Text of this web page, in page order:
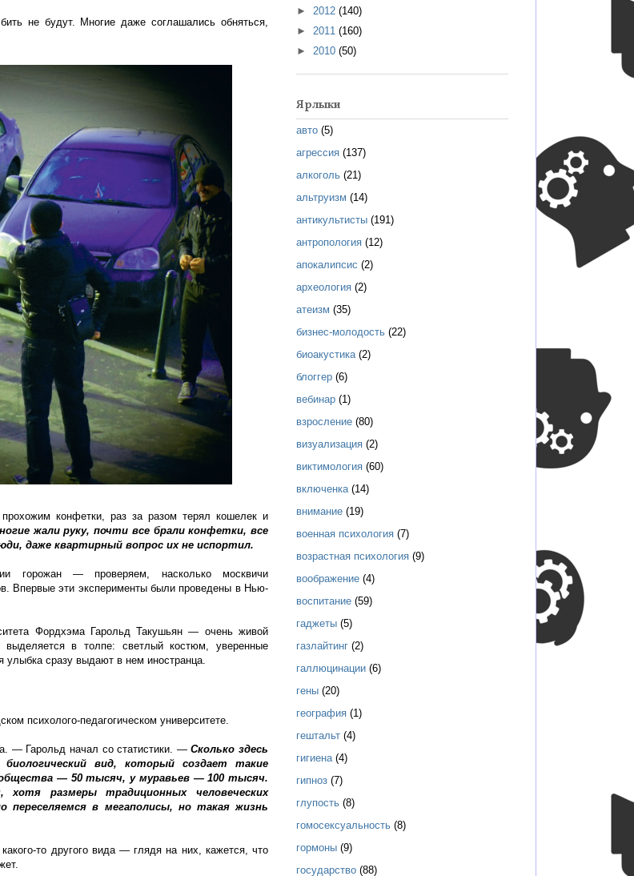
не будут. Многие даже соглашались обняться,
конфетки, раз за разом терял кошелек и
жали руку, почти все брали конфетки, все
даже квартирный вопрос их не испортил.
горожан — проверяем, насколько москвичи
Впервые эти эксперименты были проведены в Нью-
Фордхэма Гарольд Такушьян — очень живой
в толпе: светлый костюм, уверенные
сразу выдают в нем иностранца.
психолого-педагогическом университете.
— Гарольд начал со статистики. —Сколько здесь
вид, который создает такие
— 50 тысяч, у муравьев — 100 тысяч.
размеры традиционных человеческих
в мегаполисы, но такая жизнь
то другого вида — глядя на них, кажется, что
► 2012 (140)
► 2011 (160)
► 2010 (50)
Ярлыки
авто (5)
агрессия (137)
алкоголь (21)
альтруизм (14)
антикультисты (191)
антропология (12)
апокалипсис (2)
археология (2)
атеизм (35)
бизнес-молодость (22)
биоакустика (2)
блоггер (6)
вебинар (1)
взросление (80)
визуализация (2)
виктимология (60)
включенка (14)
внимание (19)
военная психология (7)
возрастная психология (9)
воображение (4)
воспитание (59)
гаджеты (5)
газлайтинг (2)
галлюцинации (6)
гены (20)
география (1)
гештальт (4)
гигиена (4)
гипноз (7)
глупость (8)
гомосексуальность (8)
гормоны (9)
государство (88)